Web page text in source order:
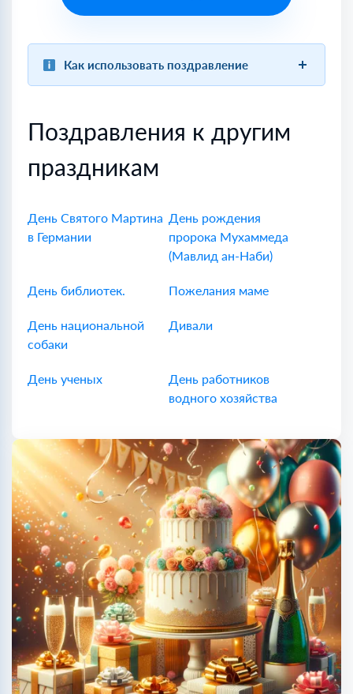
Как использовать поздравление
Поздравления к другим
праздникам
День Святого Мартина
в Германии
День рождения
пророка Мухаммеда
(Мавлид ан-Наби)
День библиотек. Пожелания маме
День национальной
собаки
Дивали
День ученых
День работников
водного хозяйства